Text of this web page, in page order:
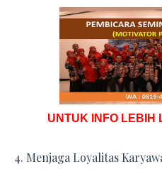
UNTUK INFO LEBIH
4. Menjaga Loyalitas